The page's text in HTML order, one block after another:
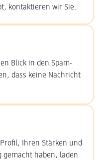
kontaktieren wir Sie.
Blick in den Spam-
dass keine Nachricht
Ihren Stärken und
haben, laden